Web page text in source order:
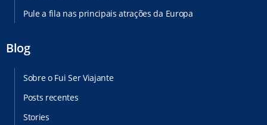
Pule a fila nas principais atrações da Europa
Blog
Sobre o Fui Ser Viajante
Posts recentes
Stories